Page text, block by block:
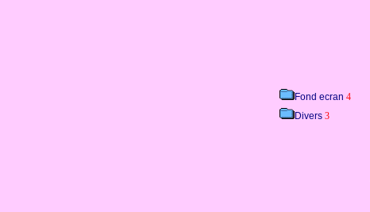
Fond ecran 4
Divers 3